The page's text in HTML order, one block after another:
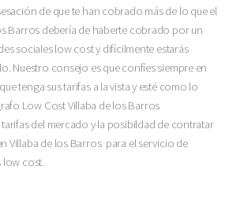
de que te han cobrado más de lo que el
Barros debería de haberte cobrado por un
sociales low cost y difícilmente estarás
Nuestro consejo es que confíes siempre en
tenga sus tarifas a la vista y esté como lo
Low Cost Villaba de los Barros
del mercado y la posibildad de contratar
Villaba de los Barros para el servicio de
low cost.